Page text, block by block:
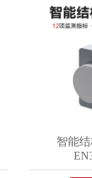
智能结构
EN300-